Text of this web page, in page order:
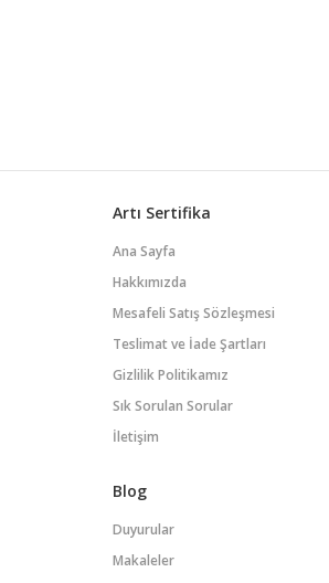
Artı Sertifika
Ana Sayfa
Hakkımızda
Mesafeli Satış Sözleşmesi
Teslimat ve İade Şartları
Gizlilik Politikamız
Sık Sorulan Sorular
İletişim
Blog
Duyurular
Makaleler